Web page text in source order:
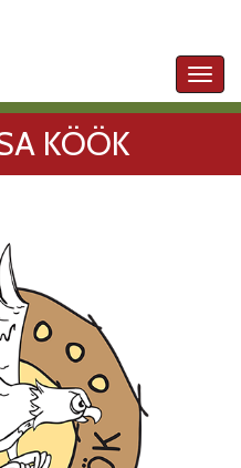
KÖÖK